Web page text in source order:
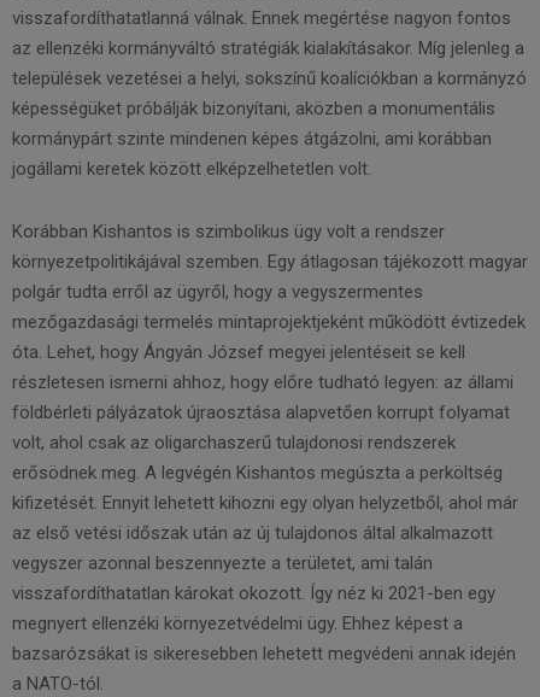
visszafordíthatatlanná válnak. Ennek megértése nagyon fontos
az ellenzéki kormányváltó stratégiák kialakításakor. Míg jelenleg a
települések vezetései a helyi, sokszínű koalíciókban a kormányzó
képességüket próbálják bizonyítani, aközben a monumentális
kormánypárt szinte mindenen képes átgázolni, ami korábban
jogállami keretek között elképzelhetetlen volt.
Korábban Kishantos is szimbolikus ügy volt a rendszer
környezetpolitikájával szemben. Egy átlagosan tájékozott magyar
polgár tudta erről az ügyről, hogy a vegyszermentes
mezőgazdasági termelés mintaprojektjeként működött évtizedek
óta. Lehet, hogy Ángyán József megyei jelentéseit se kell
részletesen ismerni ahhoz, hogy előre tudható legyen: az állami
földbérleti pályázatok újraosztása alapvetően korrupt folyamat
volt, ahol csak az oligarchaszerű tulajdonosi rendszerek
erősödnek meg. A legvégén Kishantos megúszta a perköltség
kifizetését. Ennyit lehetett kihozni egy olyan helyzetből, ahol már
az első vetési időszak után az új tulajdonos által alkalmazott
vegyszer azonnal beszennyezte a területet, ami talán
visszafordíthatatlan károkat okozott. Így néz ki 2021-ben egy
megnyert ellenzéki környezetvédelmi ügy. Ehhez képest a
bazsarózsákat is sikeresebben lehetett megvédeni annak idején
a NATO-tól.